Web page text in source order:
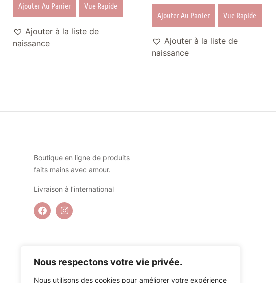
Nous respectons votre vie privée.
Nous utilisons des cookies pour améliorer votre expérience
Ajouter Au Panier Vue Rapide
Ajouter à la liste de
naissance
Ajouter Au Panier Vue Rapide
Ajouter à la liste de
naissance
Boutique en ligne de produits
faits mains avec amour.
Livraison à l’international